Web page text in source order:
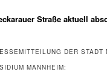
Straße aktuell
DER STADT
MANNHEIM: